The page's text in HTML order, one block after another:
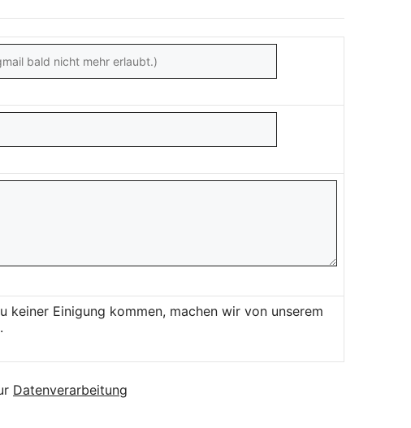
keiner Einigung kommen, machen wir von unserem
Datenverarbeitung